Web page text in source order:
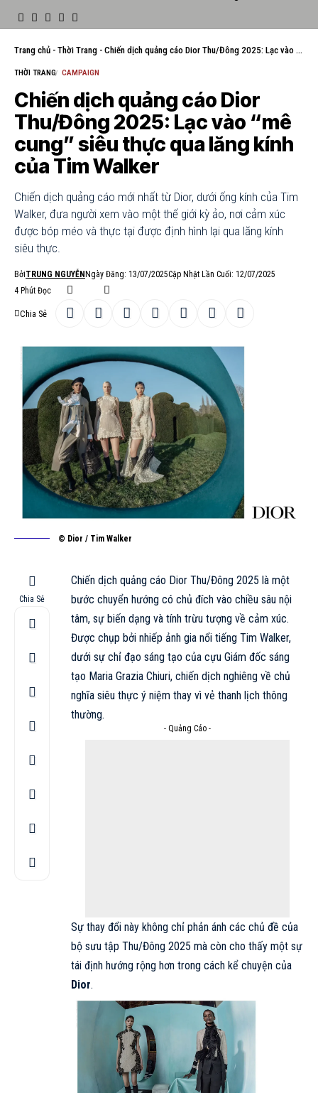
Trang chủ - Thời Trang - Chiến dịch quảng cáo Dior Thu/Đông 2025: Lạc vào “mê cung” siêu thực qua lăng kính của Tim Walker
THỜI TRANG CAMPAIGN
Chiến dịch quảng cáo Dior
Thu/Đông 2025: Lạc vào “mê
cung” siêu thực qua lăng kính
của Tim Walker
Chiến dịch quảng cáo mới nhất từ Dior, dưới ống kính của Tim
Walker, đưa người xem vào một thế giới kỳ ảo, nơi cảm xúc
được bóp méo và thực tại được định hình lại qua lăng kính
siêu thực.
BởiTRUNG NGUYỄN Ngày Đăng: 13/07/2025Cập Nhật Lần Cuối: 12/07/2025
4 Phút Đọc
Chia Sẻ
© Dior / Tim Walker
Chia Sẻ
Chiến dịch quảng cáo Dior Thu/Đông 2025 là một
bước chuyển hướng có chủ đích vào chiều sâu nội
tâm, sự biến dạng và tính trừu tượng về cảm xúc.
Được chụp bởi nhiếp ảnh gia nổi tiếng Tim Walker,
dưới sự chỉ đạo sáng tạo của cựu Giám đốc sáng
tạo Maria Grazia Chiuri, chiến dịch nghiêng về chủ
nghĩa siêu thực ý niệm thay vì vẻ thanh lịch thông
thường.
- Quảng Cáo -
Sự thay đổi này không chỉ phản ánh các chủ đề của
bộ sưu tập Thu/Đông 2025 mà còn cho thấy một sự
tái định hướng rộng hơn trong cách kể chuyện của
Dior.